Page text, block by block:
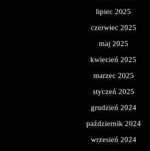
lipiec 2025
czerwiec 2025
maj 2025
kwiecień 2025
marzec 2025
styczeń 2025
grudzień 2024
październik 2024
wrzesień 2024